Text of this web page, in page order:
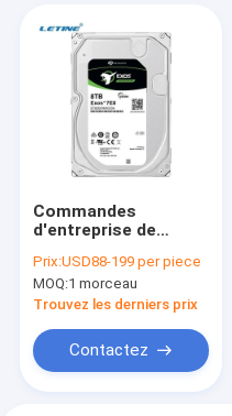
Commandes
d'entreprise de
16TB 32TB 64TB
128TH HDD Seagate
Western Digital de
4TB
Prix:USD88-199 per piece
MOQ:1 morceau
Trouvez les derniers prix
Contactez